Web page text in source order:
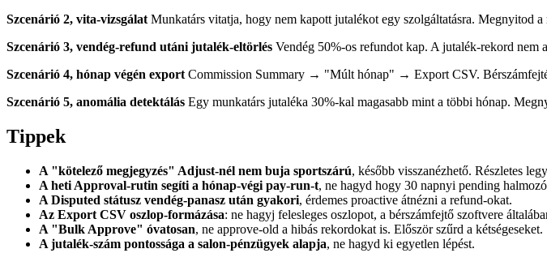
Szcenárió 2, vita-vizsgálat Munkatárs vitatja, hogy nem kapott jutalékot egy szolgáltatásra.
Szcenárió 3, vendég-refund utáni jutalék-eltörlés Vendég 50%-os refundot kap. A jutalék-rekord nem
Szcenárió 4, hónap végén export Commission Summary → "Múlt hónap" → Export CSV.
Szcenárió 5, anomália detektálás Egy munkatárs jutaléka 30%-kal magasabb mint a többi hónap.
Tippek
A "kötelező megjegyzés" Adjust-nél nem buja sportszárú, később visszanézhető. Részletes
A heti Approval-rutin segíti a hónap-végi pay-run-t, ne hagyd hogy 30 napnyi pending
A Disputed státusz vendég-panasz után gyakori, érdemes proactive átnézni a refund-okat.
Az Export CSV oszlop-formázása: ne hagyj felesleges oszlopot, a bérszámfejtő szoftvere
A "Bulk Approve" óvatosan, ne approve-old a hibás rekordokat is. Először szűrd a kétségeseket.
A jutalék-szám pontossága a salon-pénzügyek alapja, ne hagyd ki egyetlen lépést.